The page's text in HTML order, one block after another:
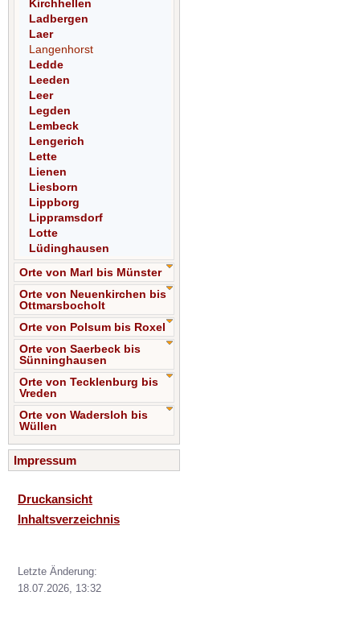
Kirchhellen
Ladbergen
Laer
Langenhorst
Ledde
Leeden
Leer
Legden
Lembeck
Lengerich
Lette
Lienen
Liesborn
Lippborg
Lippramsdorf
Lotte
Lüdinghausen
Orte von Marl bis Münster
Orte von Neuenkirchen bis
Ottmarsbocholt
Orte von Polsum bis Roxel
Orte von Saerbeck bis
Sünninghausen
Orte von Tecklenburg bis
Vreden
Orte von Wadersloh bis
Wüllen
Impressum
Druckansicht
Inhaltsverzeichnis
Letzte Änderung:
18.07.2026, 13:32